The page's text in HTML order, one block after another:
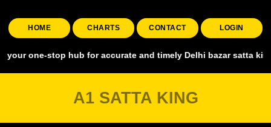
HOME CHARTS CONTACT LOGIN
stop hub for accurate and timely Delhi bazar satta king,
A1 SATTA KING